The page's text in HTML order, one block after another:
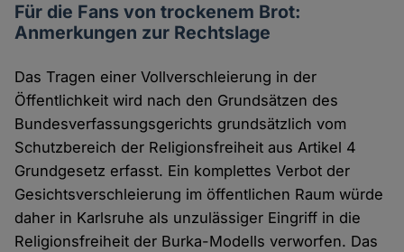
Für die Fans von trockenem Brot:
Anmerkungen zur Rechtslage
Das Tragen einer Vollverschleierung in der
Öffentlichkeit wird nach den Grundsätzen des
Bundesverfassungsgerichts grundsätzlich vom
Schutzbereich der Religionsfreiheit aus Artikel 4
Grundgesetz erfasst. Ein komplettes Verbot der
Gesichtsverschleierung im öffentlichen Raum würde
daher in Karlsruhe als unzulässiger Eingriff in die
Religionsfreiheit der Burka-Modells verworfen. Das